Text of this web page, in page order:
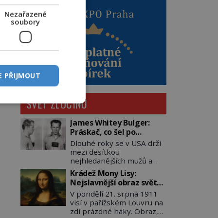
SVĚT ZLOČINU
James Whitey Bulger:
Práskač, co šel po
práskačích
Dlouhé roky se v USA drží
mezi desítkou
nejhledanějších mužů a
dopracuje to až na číslo
dvě – hned po Usámovi bin
Ládinovi (1957–2011). To je
James „Whitey“ Bulger
(1929–2018) viněný ze
spoluúčasti na 19
Krádež Mony Lisy:
Nejslavnější obraz světa
zůstane dva roky
nezvěstný
V pondělí 21. srpna 1911
visí v pařížském Louvru na
zdi prázdné háky. Obraz,
Nezařazené
soubory
PŘIJMOUT